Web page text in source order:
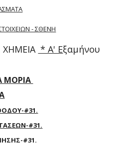
- ΣΘΕΝΗ
ΧΗΜΕΙΑ * Α' Εξαμήνου
ΜΟΡΙΑ
#31.
#31.
#31.